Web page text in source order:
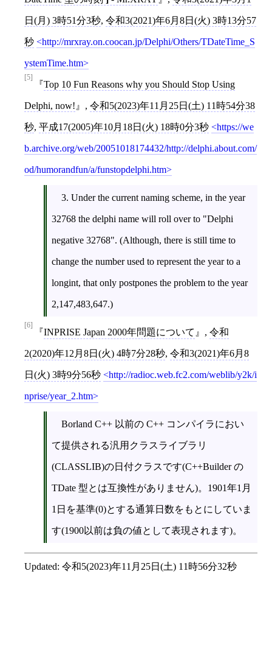
日(月) 3時51分3秒, 令和3(2021)年6月8日(火) 3時13分57
秒 http://mrxray.on.coocan.jp/Delphi/Others/TDateTime_S
ystemTime.htm
[5]
Top 10 Fun Reasons why you Should Stop Using
Delphi, now! , 令和5(2023)年11月25日(土) 11時54分38
秒, 平成17(2005)年10月18日(火) 18時0分3秒 https://we
b.archive.org/web/20051018174432/http://delphi.about.com/
od/humorandfun/a/funstopdelphi.htm
3. Under the current naming scheme, in the year
32768 the delphi name will roll over to "Delphi
negative 32768". (Although, there is still time to
change the number used to represent the year to a
longint, that only postpones the problem to the year
2,147,483,647.)
[6]
INPRISE Japan 2000年問題について , 令和
2(2020)年12月8日(火) 4時7分28秒, 令和3(2021)年6月8
日(火) 3時9分56秒 http://radioc.web.fc2.com/weblib/y2k/i
nprise/year_2.htm
Borland C++ 以前の C++ コンパイラにおい
て提供される汎用クラスライブラリ
(CLASSLIB)の日付クラスです(C++Builder の
TDate 型とは互換性がありません)。1901年1月
1日を基準(0)とする通算日数をもとにしていま
す(1900以前は負の値として表現されます)。
Updated: 令和5(2023)年11月25日(土) 11時56分32秒